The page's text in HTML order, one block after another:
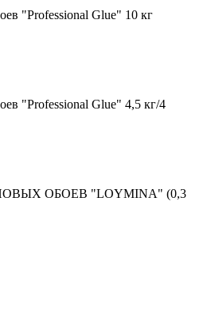
"Professional Glue" 10 кг
"Professional Glue" 4,5 кг/4
ОБОЕВ "LOYMINA" (0,3